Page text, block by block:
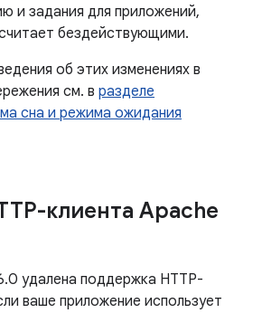
и задания для приложений,
бездействующими.
об этих изменениях в
см. в разделе
сна и режима ожидания
клиента Apache
удалена поддержка HTTP-
ваше приложение использует